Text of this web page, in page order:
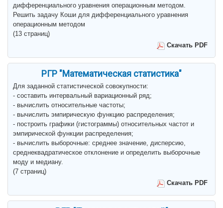
дифференциального уравнения операционным методом.
Решить задачу Коши для дифференциального уравнения
операционным методом
(13 страниц)
Скачать PDF
РГР "Математическая статистика"
Для заданной статистической совокупности:
- составить интервальный вариационный ряд;
- вычислить относительные частоты;
- вычислить эмпирическую функцию распределения;
- построить графики (гистограммы) относительных частот и
эмпирической функции распределения;
- вычислить выборочные: среднее значение, дисперсию,
среднеквадратическое отклонение и определить выборочные
моду и медиану.
(7 страниц)
Скачать PDF